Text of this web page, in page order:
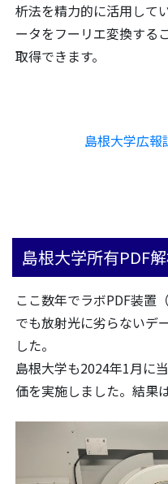
析法を精力的に活用して
ータをフーリエ変換する
取得できます。
島根大学広報
島根大学所有PDF
ここ数年でラボPDF装置
でも放射光に劣らないデ
した。
島根大学も2024年1月に
価を実施しました。結果